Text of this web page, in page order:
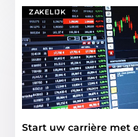
ZAKELIJK
Start uw carrière met